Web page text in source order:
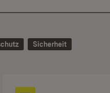
Sicherheit